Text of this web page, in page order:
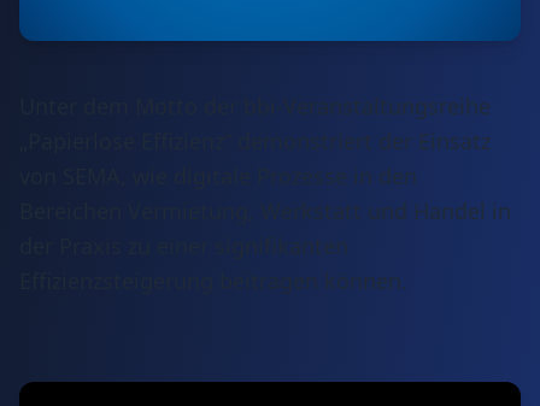
Unter dem Motto der bbi-Veranstaltungsreihe
„Papierlose Effizienz“ demonstriert der Einsatz
von SEMA, wie digitale Prozesse in den
Bereichen Vermietung, Werkstatt und Handel in
der Praxis zu einer signifikanten
Effizienzsteigerung beitragen können.